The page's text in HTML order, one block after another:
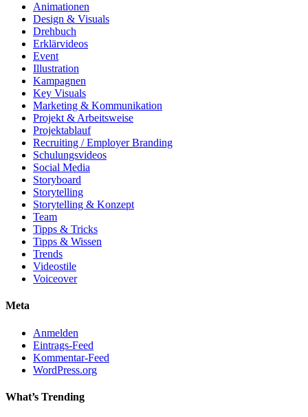
Animationen
Design & Visuals
Drehbuch
Erklärvideos
Event
Illustration
Kampagnen
Key Visuals
Marketing & Kommunikation
Projekt & Arbeitsweise
Projektablauf
Recruiting / Employer Branding
Schulungsvideos
Social Media
Storyboard
Storytelling
Storytelling & Konzept
Team
Tipps & Tricks
Tipps & Wissen
Trends
Videostile
Voiceover
Meta
Anmelden
Eintrags-Feed
Kommentar-Feed
WordPress.org
What’s Trending